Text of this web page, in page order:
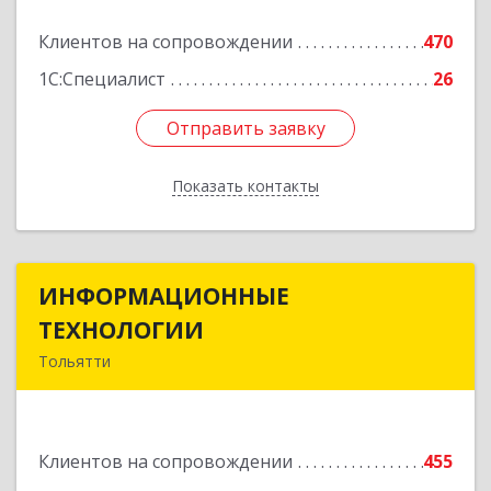
Клиентов на сопровождении
470
1С:Специалист
26
Отправить заявку
Показать контакты
Отправить заявку
Назад
ИНФОРМАЦИОННЫЕ
ТЕХНОЛОГИИ
Тольятти
Клиентов на сопровождении
455
ИНФОРМАЦИОННЫЕ
Подробнее